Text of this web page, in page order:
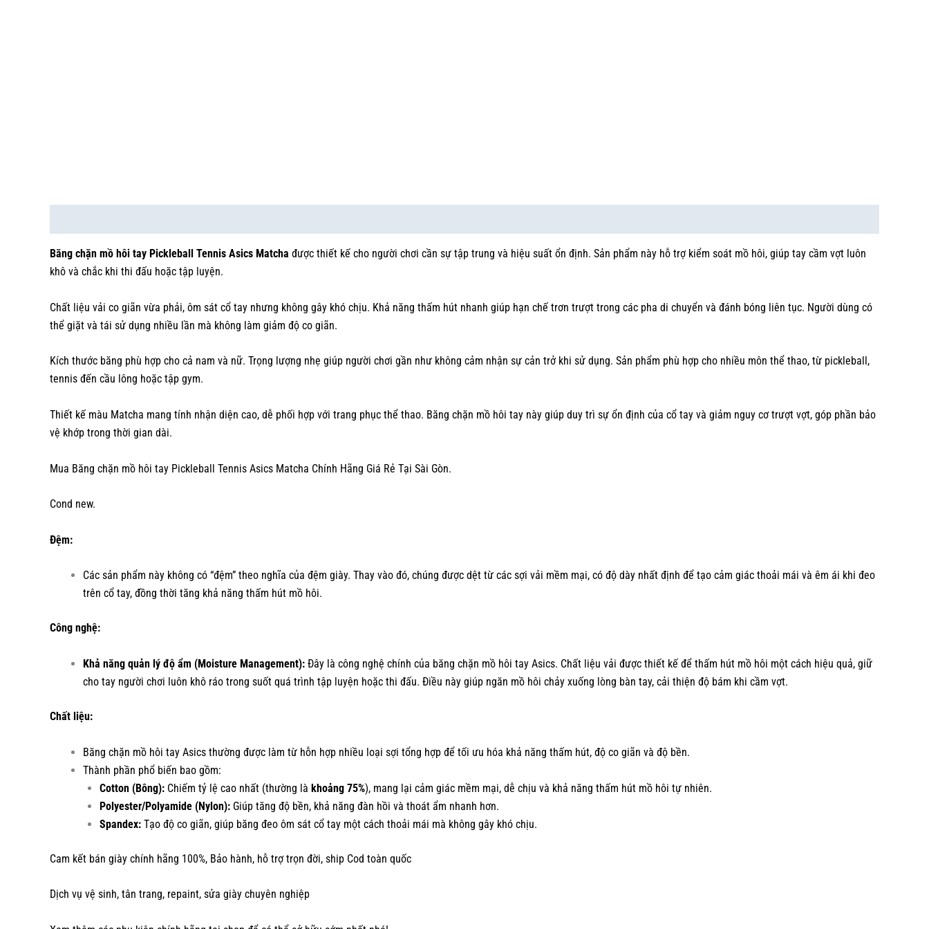
Băng chặn mồ hôi tay Pickleball Tennis Asics Matcha được thiết kế cho người chơi cần sự tập trung và hiệu suất ổn định. Sản phẩm này hỗ trợ kiểm soát mồ hôi, giúp tay cầm vợt luôn
khô và chắc khi thi đấu hoặc tập luyện.
Chất liệu vải co giãn vừa phải, ôm sát cổ tay nhưng không gây khó chịu. Khả năng thấm hút nhanh giúp hạn chế trơn trượt trong các pha di chuyển và đánh bóng liên tục. Người dùng có
thể giặt và tái sử dụng nhiều lần mà không làm giảm độ co giãn.
Kích thước băng phù hợp cho cả nam và nữ. Trọng lượng nhẹ giúp người chơi gần như không cảm nhận sự cản trở khi sử dụng. Sản phẩm phù hợp cho nhiều môn thể thao, từ pickleball,
tennis đến cầu lông hoặc tập gym.
Thiết kế màu Matcha mang tính nhận diện cao, dễ phối hợp với trang phục thể thao. Băng chặn mồ hôi tay này giúp duy trì sự ổn định của cổ tay và giảm nguy cơ trượt vợt, góp phần bảo
vệ khớp trong thời gian dài.
Mua Băng chặn mồ hôi tay Pickleball Tennis Asics Matcha Chính Hãng Giá Rẻ Tại Sài Gòn.
Cond new.
Đệm:
Các sản phẩm này không có “đệm” theo nghĩa của đệm giày. Thay vào đó, chúng được dệt từ các sợi vải mềm mại, có độ dày nhất định để tạo cảm giác thoải mái và êm ái khi đeo
trên cổ tay, đồng thời tăng khả năng thấm hút mồ hôi.
Công nghệ:
Khả năng quản lý độ ẩm (Moisture Management): Đây là công nghệ chính của băng chặn mồ hôi tay Asics. Chất liệu vải được thiết kế để thấm hút mồ hôi một cách hiệu quả, giữ
cho tay người chơi luôn khô ráo trong suốt quá trình tập luyện hoặc thi đấu. Điều này giúp ngăn mồ hôi chảy xuống lòng bàn tay, cải thiện độ bám khi cầm vợt.
Chất liệu:
Băng chặn mồ hôi tay Asics thường được làm từ hỗn hợp nhiều loại sợi tổng hợp để tối ưu hóa khả năng thấm hút, độ co giãn và độ bền.
Thành phần phổ biến bao gồm:
Cotton (Bông): Chiếm tỷ lệ cao nhất (thường là khoảng 75%), mang lại cảm giác mềm mại, dễ chịu và khả năng thấm hút mồ hôi tự nhiên.
Polyester/Polyamide (Nylon): Giúp tăng độ bền, khả năng đàn hồi và thoát ẩm nhanh hơn.
Spandex: Tạo độ co giãn, giúp băng đeo ôm sát cổ tay một cách thoải mái mà không gây khó chịu.
Cam kết bán giày chính hãng 100%, Bảo hành, hỗ trợ trọn đời, ship Cod toàn quốc
Dịch vụ vệ sinh, tân trang, repaint, sửa giày chuyên nghiệp